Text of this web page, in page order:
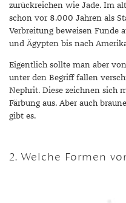
zurückreichen wie Jade. Im
schon vor 8.000 Jahren als
Verbreitung beweisen Funde
und Ägypten bis nach
Eigentlich sollte man aber
unter den Begriff fallen
Nephrit. Diese zeichnen sich
Färbung aus. Aber auch
gibt es.
2. Welche Formen